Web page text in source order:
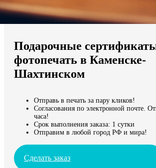
Мы доставляем по всему миру
Продолжить без города
Подарочные
фотопечать в Каменске-
Шахтинском
Отправь в печать за пару кликов!
Согласования по электронной почте.
часа!
Срок выполнения заказа: 1 сутки
Отправим в любой город РФ и мира!
Сделать заказ